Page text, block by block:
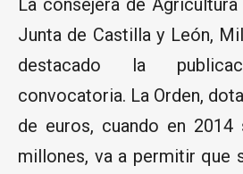
Junta de Castilla y León,
destacado la
convocatoria. La Orden,
de euros, cuando en 2014
millones, va a permitir que